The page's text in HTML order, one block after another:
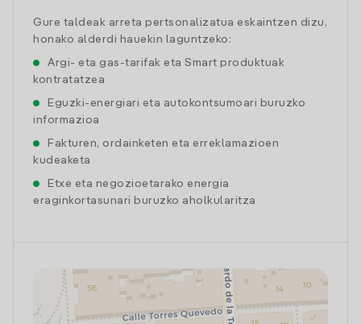
Gure taldeak arreta pertsonalizatua eskaintzen dizu,
honako alderdi hauekin laguntzeko:
Argi- eta gas-tarifak eta Smart produktuak
kontratatzea
Eguzki-energiari eta autokontsumoari buruzko
informazioa
Fakturen, ordainketen eta erreklamazioen
kudeaketa
Etxe eta negozioetarako energia
eraginkortasunari buruzko aholkularitza